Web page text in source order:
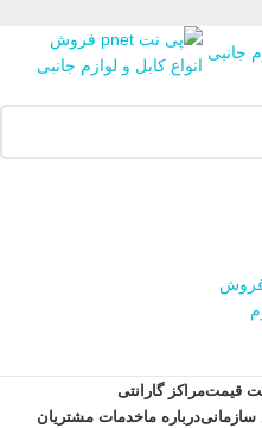
قیمتمراکز گارانتی
درباره ماخدمات مشتریان